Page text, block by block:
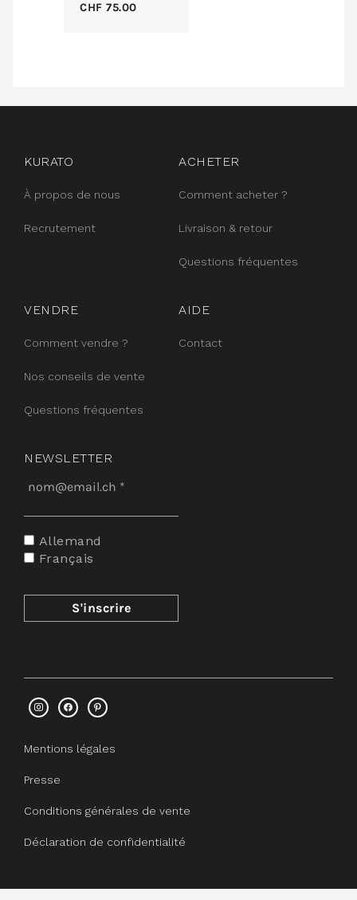
CHF 75.00
KURATO
À propos de nous
Recrutement
ACHETER
Comment acheter ?
Livraison & retour
Questions fréquentes
VENDRE
Comment vendre ?
Nos conseils de vente
Questions fréquentes
AIDE
Contact
NEWSLETTER
Allemand
Français
instagram
facebook
Mentions légales
Presse
Conditions générales de vente
Déclaration de confidentialité